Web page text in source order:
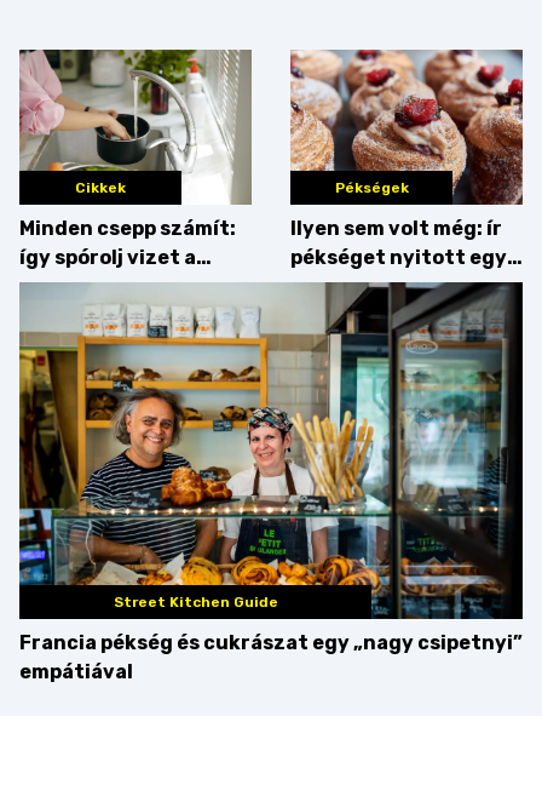
camembert
Cikkek
Minden csepp számít:
így spórolj vizet a
konyhában
Pékségek
Ilyen sem volt még: ír
pékséget nyitott egy
Dublinból hazatért pár
Street Kitchen Guide
Francia pékség és cukrászat egy „nagy csipetnyi”
empátiával